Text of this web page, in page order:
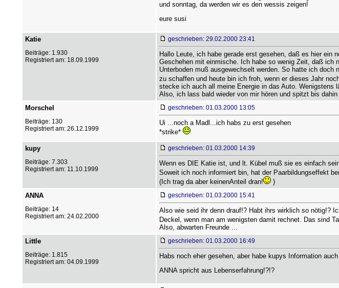
und sonntag, da werden wir es den wessis zeigen!
eure susi
Katie
Beiträge: 1.930
Registriert am: 18.09.1999
geschrieben: 29.02.2000 23:41
Hallo Leute, ich habe gerade erst gesehen, daß es hier
Geschehen mit einmische. Ich habe so wenig Zeit, daß ich
Unterboden muß ausgewechselt werden. So hatte ich
zu schaffen und heute bin ich froh, wenn er dieses Jahr
stecke ich auch all meine Energie in das Auto. Wenigstens
Also, ich lass bald wieder von mir hören und spitzt bis
Morschel
Beiträge: 130
Registriert am: 26.12.1999
geschrieben: 01.03.2000 13:05
Ui ...noch a Madl...ich habs zu erst gesehen
*strike*
kupy
Beiträge: 7.303
Registriert am: 11.10.1999
geschrieben: 01.03.2000 14:39
Wenn es DIE Katie ist, und lt. Kübel muß sie es einfach
Soweit ich noch informiert bin, hat der Paarbildungseffekt
(Ich trag da aber keinenAnteil dran!
)
ANNA
Beiträge: 14
Registriert am: 24.02.2000
geschrieben: 01.03.2000 15:41
Also wie seid ihr denn drauf!? Habt ihrs wirklich so nötig!?
Deckel, wenn man am wenigsten damit rechnet. Das sind
Also, abwarten Freunde ...
Little
Beiträge: 1.815
Registriert am: 04.09.1999
geschrieben: 01.03.2000 16:49
Habs noch eher gesehen, aber habe kupys Information
ANNA spricht aus Lebenserfahrung!?!?